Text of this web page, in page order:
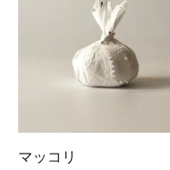
マッコリ